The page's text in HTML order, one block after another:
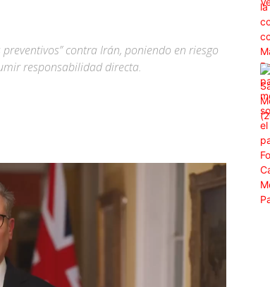
contra Irán, poniendo en riesgo
responsabilidad directa.